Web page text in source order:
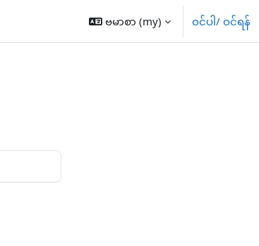
ဗမာစာ ‎(my)‎ ဝင်ပါ/ ဝင်ရန်